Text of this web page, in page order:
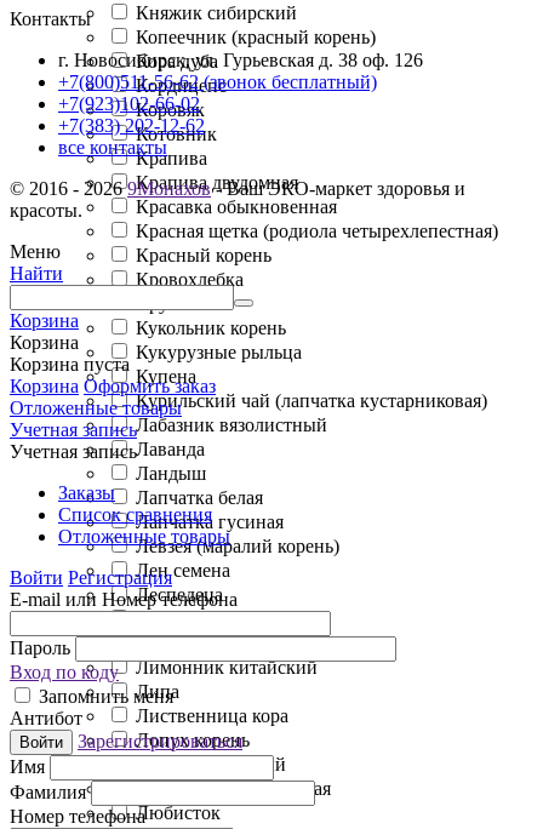
Княжик сибирский
Копеечник (красный корень)
Кора дуба
Кордицепс
Коровяк
Котовник
Крапива
Крапива двудомная
Красавка обыкновенная
Красная щетка (родиола четырехлепестная)
Красный корень
Кровохлебка
Кукольник корень
Кукурузные рыльца
Купена
Курильский чай (лапчатка кустарниковая)
Лабазник вязолистный
Лаванда
Ландыш
Лапчатка белая
Лапчатка гусиная
Левзея (маралий корень)
Лен семена
Леспедеца
Лещина
Лимонник
Лимонник китайский
Липа
Лиственница кора
Лопух корень
Лофант анисовый
Льнянка обыкновенная
Любисток
Контакты
г. Новосибирск, ул. Гурьевская д. 38 оф. 126
+7(800)511-56-62 (звонок бесплатный)
+7(923)102-66-02
+7(383) 202-12-62
все контакты
© 2016 - 20269Монахов- Ваш ЭКО-маркет здоровья и
красоты.
Меню
Найти
Корзина
Корзина
Корзина пуста
Корзина Оформить заказ
Отложенные товары
Учетная запись
Учетная запись
Заказы
Список сравнения
Отложенные товары
Войти Регистрация
E-mail или Номер телефона
Пароль
Вход по коду
Запомнить меня
Антибот
Войти
Зарегистрироваться
Имя
Фамилия
Номер телефона